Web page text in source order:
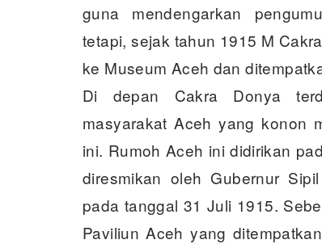
guna mendengarkan
tetapi, sejak tahun 1915 M
ke Museum Aceh dan
Di depan Cakra Donya
masyarakat Aceh yang konon
ini. Rumoh Aceh ini didirikan
diresmikan oleh Gubernur
pada tanggal 31 Juli 1915.
Paviliun Aceh yang